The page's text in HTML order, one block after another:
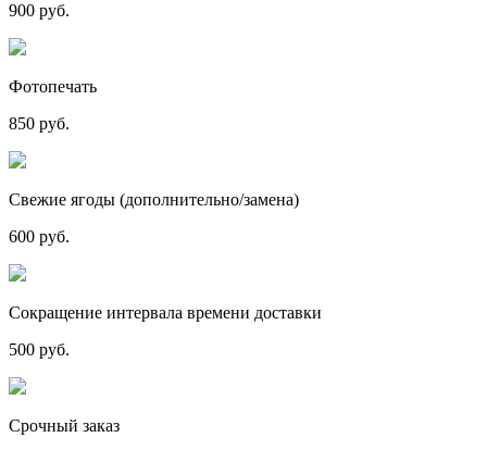
900 руб.
Фотопечать
850 руб.
Свежие ягоды (дополнительно/замена)
600 руб.
Сокращение интервала времени доставки
500 руб.
Срочный заказ